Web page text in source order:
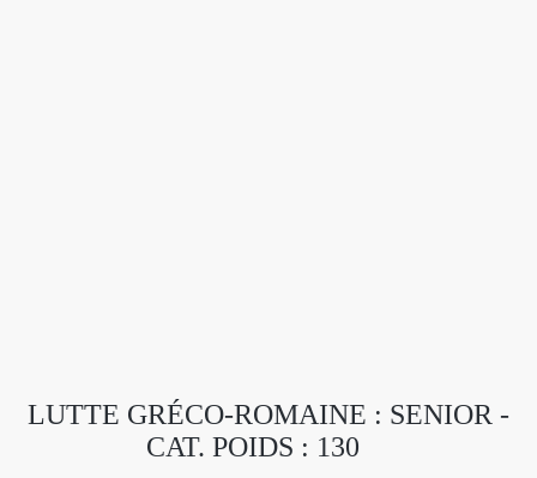
LUTTE GRÉCO-ROMAINE : SENIOR -
CAT. POIDS : 130